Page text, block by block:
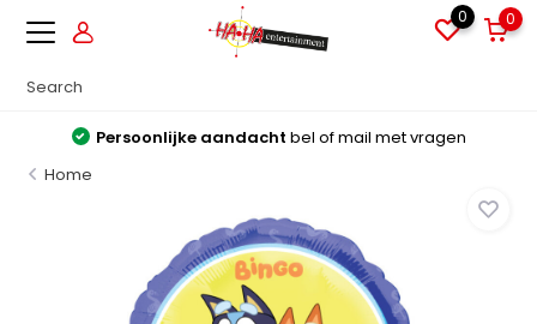
0 0
Persoonlijke aandacht bel of mail met vragen
Home